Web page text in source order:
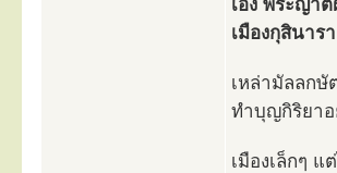
เอง พระญา
เมืองกุสินาร
เหล่ามัลลกษั
ทำบุญกิริยา
เมืองเล็กๆ